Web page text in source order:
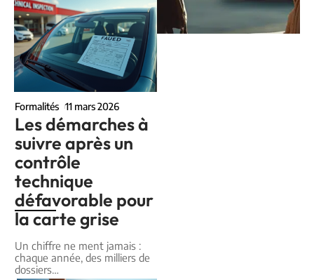
Formalités 11 mars 2026
Les démarches à
suivre après un
contrôle
technique
défavorable pour
la carte grise
Un chiffre ne ment jamais :
chaque année, des milliers de
dossiers…